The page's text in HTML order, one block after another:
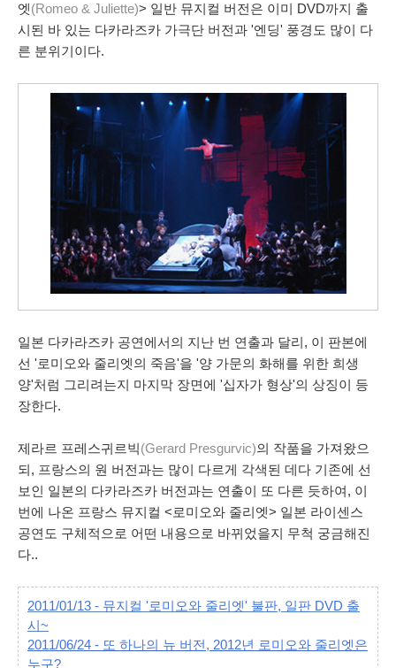
엣(Romeo & Juliette)> 일반 뮤지컬 버전은 이미 DVD까지 출
시된 바 있는 다카라즈카 가극단 버전과 '엔딩' 풍경도 많이 다
른 분위기이다.
일본 다카라즈카 공연에서의 지난 번 연출과 달리, 이 판본에
선 '로미오와 줄리엣의 죽음'을 '양 가문의 화해를 위한 희생
양'처럼 그리려는지 마지막 장면에 '십자가 형상'의 상징이 등
장한다.
제라르 프레스귀르빅(Gerard Presgurvic)의 작품을 가져왔으
되, 프랑스의 원 버전과는 많이 다르게 각색된 데다 기존에 선
보인 일본의 다카라즈카 버전과는 연출이 또 다른 듯하여, 이
번에 나온 프랑스 뮤지컬 <로미오와 줄리엣> 일본 라이센스
공연도 구체적으로 어떤 내용으로 바뀌었을지 무척 궁금해진
다..
2011/01/13 - 뮤지컬 '로미오와 줄리엣' 불판, 일판 DVD 출
시~
2011/06/24 - 또 하나의 뉴 버전, 2012년 로미오와 줄리엣은
누구?